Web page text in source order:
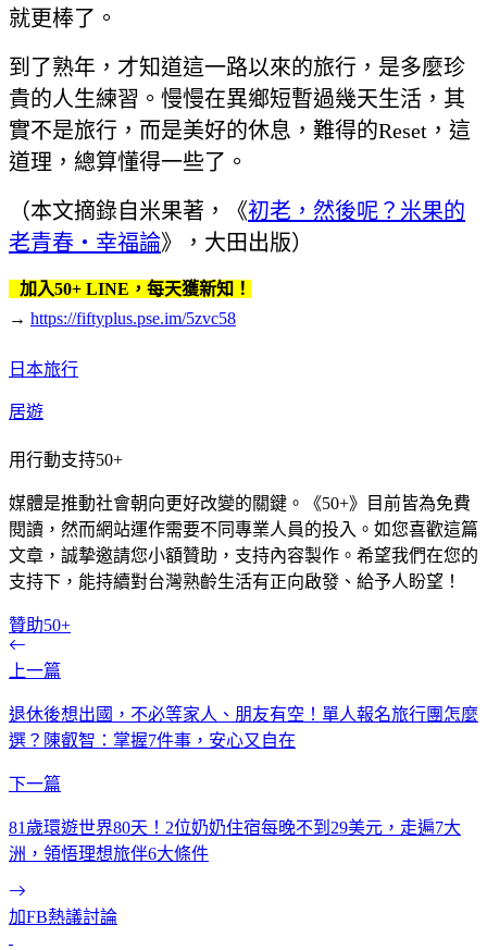
就更棒了。
到了熟年，才知道這一路以來的旅行，是多麼珍
貴的人生練習。慢慢在異鄉短暫過幾天生活，其
實不是旅行，而是美好的休息，難得的Reset，這
道理，總算懂得一些了。
（本文摘錄自米果著，《初老，然後呢？米果的
老青春‧幸福論》，大田出版）
加入50+ LINE，每天獲新知！
→ https://fiftyplus.pse.im/5zvc58
日本旅行
居遊
用行動支持50+
媒體是推動社會朝向更好改變的關鍵。《50+》目前皆為免費
閱讀，然而網站運作需要不同專業人員的投入。如您喜歡這篇
文章，誠摯邀請您小額贊助，支持內容製作。希望我們在您的
支持下，能持續對台灣熟齡生活有正向啟發、給予人盼望！
贊助50+
上一篇
退休後想出國，不必等家人、朋友有空！單人報名旅行團怎麼
選？陳叡智：掌握7件事，安心又自在
下一篇
81歲環遊世界80天！2位奶奶住宿每晚不到29美元，走遍7大
洲，領悟理想旅伴6大條件
加FB熱議討論